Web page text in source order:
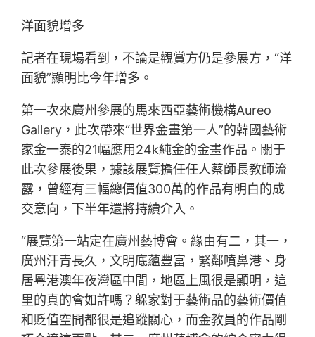
洋面貌增多
記者在現場看到，不論是觀賞方仍是參展方，“洋
面貌”顯明比今年增多。
第一次來廣州參展的馬來西亞藝術機構Aureo
Gallery，此次帶來“世界金畫第一人”的韓國藝術
家金一泰的21幅應用24k純金的金畫作品。關于
此次參展後果，據該展覽擔任任人蔡師長教師流
露，曾經有三幅總價值300萬的作品有明白的成
交意向，下半年還將持續介入。
“展覽第一站定在廣州藝博會。緣由有二，其一，
廣州汗青長久，文明底蘊豐富，緊鄰噴鼻港、身
居粵港澳年夜灣區中間，地區上風很是顯明，這
里的真的會如許嗎？躲家對于藝術品的藝術價值
和貶值空間都很是追蹤關心，而金教員的作品剛